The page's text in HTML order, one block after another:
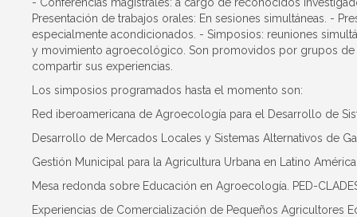
Presentación de trabajos orales: En sesiones simultáneas. -
especialmente acondicionados. - Simposios: reuniones
y movimiento agroecológico. Son promovidos por grupos
compartir sus experiencias.
Los simposios programados hasta el momento son:
Red iberoamericana de Agroecología para el Desarrollo de
Desarrollo de Mercados Locales y Sistemas Alternativos de
Gestión Municipal para la Agricultura Urbana en Latino América.
Mesa redonda sobre Educación en Agroecología. PED-
Experiencias de Comercialización de Pequeños Agricultores